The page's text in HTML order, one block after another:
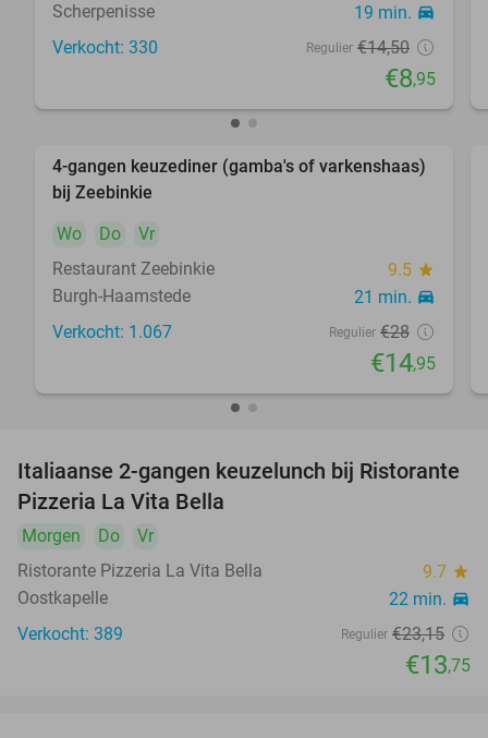
Scherpenisse 19 min. directions_car
Verkocht: 330 Regulier €14,50
€8,95
47%
4-gangen keuzediner (gamba's of varkenshaas)
bij Zeebinkie
Wo
Do
Vr
Restaurant Zeebinkie
9.5 star
Burgh-Haamstede 21 min. directions_car
Verkocht: 1.067 Regulier €28
€14,95
41%
Italiaanse 2-gangen keuzelunch bij Ristorante
Pizzeria La Vita Bella
Morgen Do
Vr
Ristorante Pizzeria La Vita Bella
9.7 star
Oostkapelle 22 min. directions_car
Verkocht: 389 Regulier €23,15
€13,75